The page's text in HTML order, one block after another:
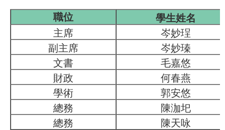
職位
學生姓名
主席
岑妙珵
副主席
岑妙瑧
文書
毛嘉悠
財政
何春燕
學術
郭安悠
總務
陳泇圯
總務
陳天咏